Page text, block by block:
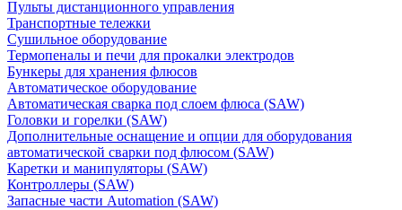
Пульты дистанционного управления
Транспортные тележки
Сушильное оборудование
Термопеналы и печи для прокалки электродов
Бункеры для хранения флюсов
Автоматическое оборудование
Автоматическая сварка под слоем флюса (SAW)
Головки и горелки (SAW)
Дополнительные оснащение и опции для оборудования
автоматической сварки под флюсом (SAW)
Каретки и манипуляторы (SAW)
Контроллеры (SAW)
Запасные части Automation (SAW)